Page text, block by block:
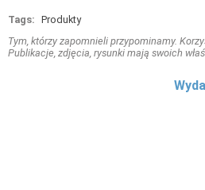
Tags: Produkty
Tym, którzy zapomnieli przypominamy.
Publikacje, zdjęcia, rysunki mają swoich